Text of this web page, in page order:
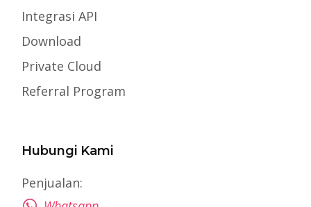
Integrasi API
Download
Private Cloud
Referral Program
Hubungi Kami
Penjualan: